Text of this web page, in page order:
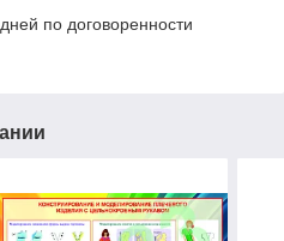
по договоренности